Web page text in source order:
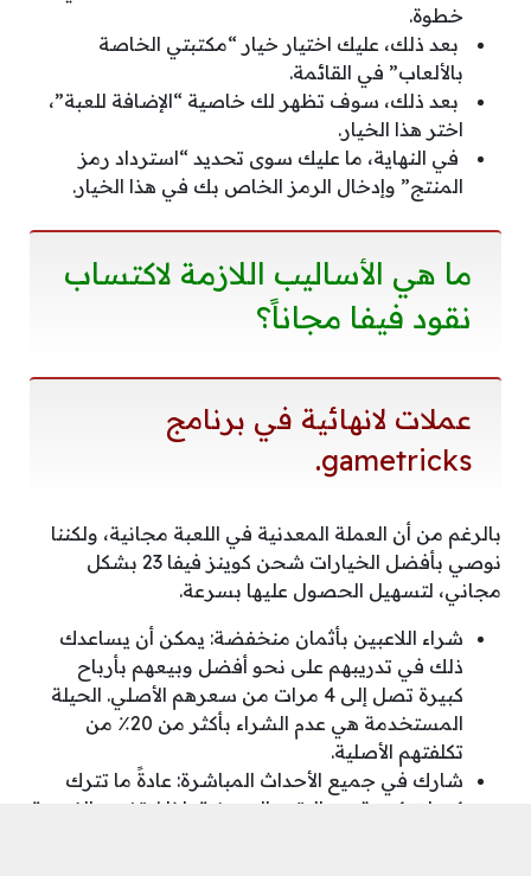
خطوة.
بعد ذلك، عليك اختيار خيار “مكتبتي الخاصة
بالألعاب” في القائمة.
بعد ذلك، سوف تظهر لك خاصية “الإضافة للعبة”،
اختر هذا الخيار.
في النهاية، ما عليك سوى تحديد “استرداد رمز
المنتج” وإدخال الرمز الخاص بك في هذا الخيار.
ما هي الأساليب اللازمة لاكتساب
نقود فيفا مجاناً؟
عملات لانهائية في برنامج
gametricks.
بالرغم من أن العملة المعدنية في اللعبة مجانية، ولكننا
نوصي بأفضل الخيارات شحن كوينز فيفا 23 بشكل
مجاني، لتسهيل الحصول عليها بسرعة.
شراء اللاعبين بأثمان منخفضة: يمكن أن يساعدك
ذلك في تدريبهم على نحو أفضل وبيعهم بأرباح
كبيرة تصل إلى 4 مرات من سعرهم الأصلي. الحيلة
المستخدمة هي عدم الشراء بأكثر من 20٪ من
تكلفتهم الأصلية.
شارك في جميع الأحداث المباشرة: عادةً ما تترك
كميات كبيرة من النقود المعدنية، لذا لا تضيع الفرصة